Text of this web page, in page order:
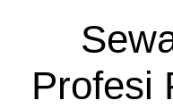
Profesi